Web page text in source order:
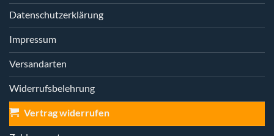
auf
der
gewählt
Datenschutzerklärung
Impressum
Versandarten
Widerrufsbelehrung
Vertrag widerrufen